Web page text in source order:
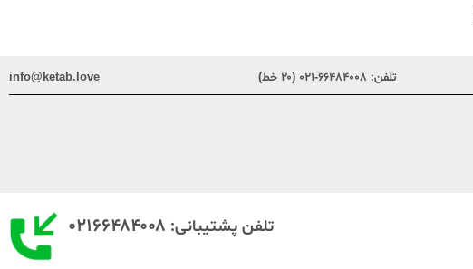
تلفن: ۶۶۴۸۴۰۰۸-۰۲۱ (۲۰ خط) info@ketab.love
تلفن پشتیبانی: ۰۲۱۶۶۴۸۴۰۰۸